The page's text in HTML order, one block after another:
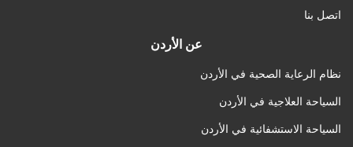
اتصل بنا
عن الأردن
نظام الرعاية الصحية في الأردن
السياحة العلاجية في الأردن
السياحة الاستشفائية في الأردن